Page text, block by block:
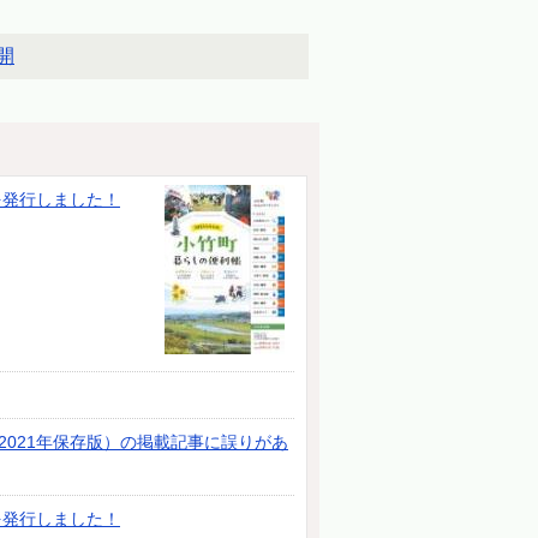
行しました！
年保存版）の掲載記事に誤りがあ
行しました！